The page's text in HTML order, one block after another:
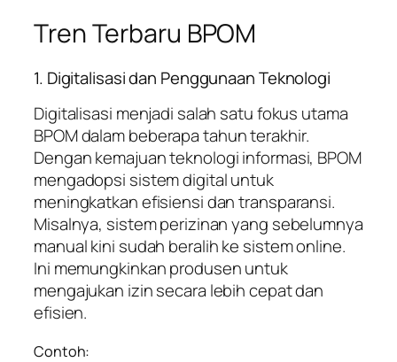
Tren Terbaru BPOM
1. Digitalisasi dan Penggunaan Teknologi
Digitalisasi menjadi salah satu fokus utama
BPOM dalam beberapa tahun terakhir.
Dengan kemajuan teknologi informasi, BPOM
mengadopsi sistem digital untuk
meningkatkan efisiensi dan transparansi.
Misalnya, sistem perizinan yang sebelumnya
manual kini sudah beralih ke sistem online.
Ini memungkinkan produsen untuk
mengajukan izin secara lebih cepat dan
efisien.
Contoh: